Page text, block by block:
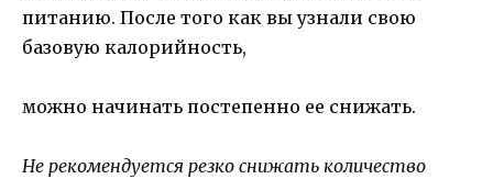
питанию. После того как вы узнали свою
базовую калорийность,
можно начинать постепенно ее снижать.
Не рекомендуется резко снижать количество